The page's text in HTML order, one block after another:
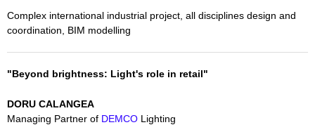
Complex international industrial project, all disciplines design and
coordination, BIM modelling
"Beyond brightness: Light's role in retail"
DORU CALANGEA
Managing Partner of DEMCO Lighting